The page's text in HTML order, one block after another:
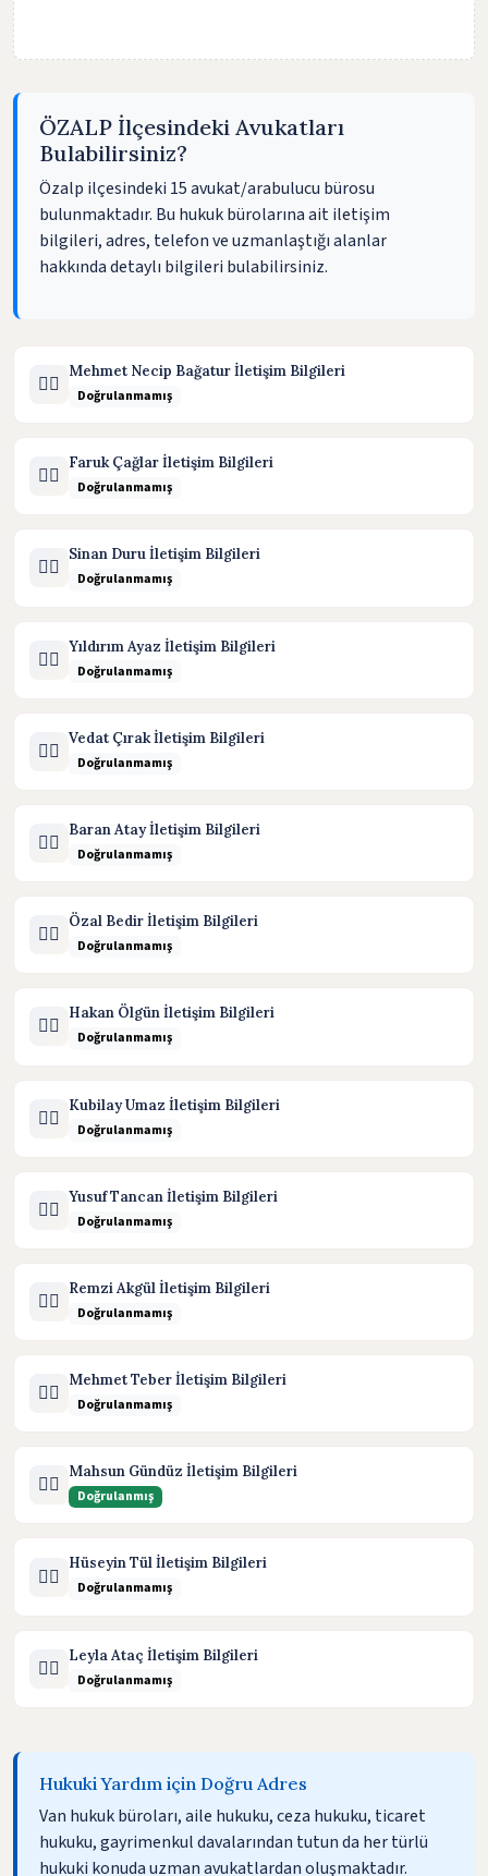
ÖZALP İlçesindeki Avukatları
Bulabilirsiniz?
Özalp ilçesindeki 15 avukat/arabulucu bürosu
bulunmaktadır. Bu hukuk bürolarına ait iletişim
bilgileri, adres, telefon ve uzmanlaştığı alanlar
hakkında detaylı bilgileri bulabilirsiniz.
🧑‍⚖️
Mehmet Necip Bağatur İletişim Bilgileri
Doğrulanmamış
🧑‍⚖️
Faruk Çağlar İletişim Bilgileri
Doğrulanmamış
🧑‍⚖️
Sinan Duru İletişim Bilgileri
Doğrulanmamış
🧑‍⚖️
Yıldırım Ayaz İletişim Bilgileri
Doğrulanmamış
🧑‍⚖️
Vedat Çırak İletişim Bilgileri
Doğrulanmamış
🧑‍⚖️
Baran Atay İletişim Bilgileri
Doğrulanmamış
🧑‍⚖️
Özal Bedir İletişim Bilgileri
Doğrulanmamış
🧑‍⚖️
Hakan Ölgün İletişim Bilgileri
Doğrulanmamış
🧑‍⚖️
Kubilay Umaz İletişim Bilgileri
Doğrulanmamış
🧑‍⚖️
Yusuf Tancan İletişim Bilgileri
Doğrulanmamış
🧑‍⚖️
Remzi Akgül İletişim Bilgileri
Doğrulanmamış
🧑‍⚖️
Mehmet Teber İletişim Bilgileri
Doğrulanmamış
🧑‍⚖️
Mahsun Gündüz İletişim Bilgileri
Doğrulanmış
🧑‍⚖️
Hüseyin Tül İletişim Bilgileri
Doğrulanmamış
🧑‍⚖️
Leyla Ataç İletişim Bilgileri
Doğrulanmamış
Hukuki Yardım için Doğru Adres
Van hukuk büroları, aile hukuku, ceza hukuku, ticaret
hukuku, gayrimenkul davalarından tutun da her türlü
hukuki konuda uzman avukatlardan oluşmaktadır.